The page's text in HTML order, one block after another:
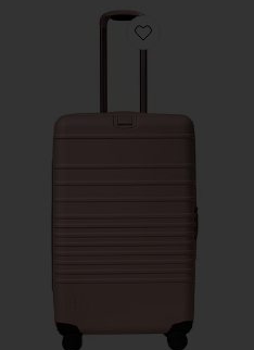
Favorite БАГАЖ